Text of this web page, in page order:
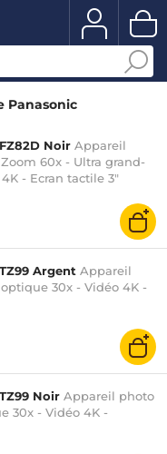
Panasonic
Noir Appareil
60x - Ultra grand-
- Ecran tactile 3"
Argent Appareil
30x - Vidéo 4K -
Noir Appareil photo
30x - Vidéo 4K -